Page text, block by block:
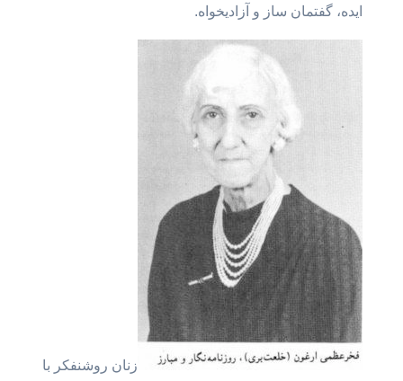
ایده، گفتمان ساز و آزادیخواه.
زنان روشنفکر با